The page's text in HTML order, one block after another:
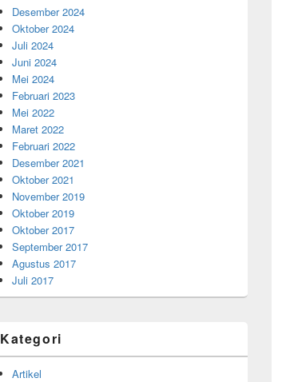
Desember 2024
Oktober 2024
Juli 2024
Juni 2024
Mei 2024
Februari 2023
Mei 2022
Maret 2022
Februari 2022
Desember 2021
Oktober 2021
November 2019
Oktober 2019
Oktober 2017
September 2017
Agustus 2017
Juli 2017
Kategori
Artikel